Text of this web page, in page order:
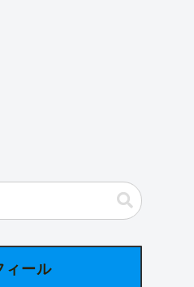
ィール